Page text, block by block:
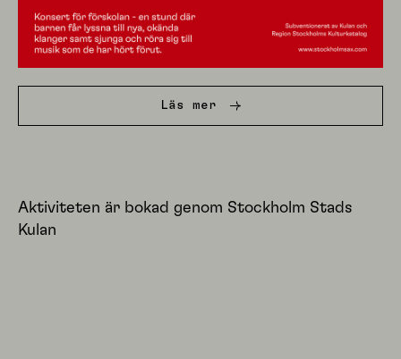
Läs mer
Aktiviteten är bokad genom Stockholm Stads
Kulan